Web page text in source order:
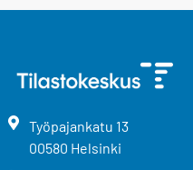
Työpajankatu 13
00580 Helsinki